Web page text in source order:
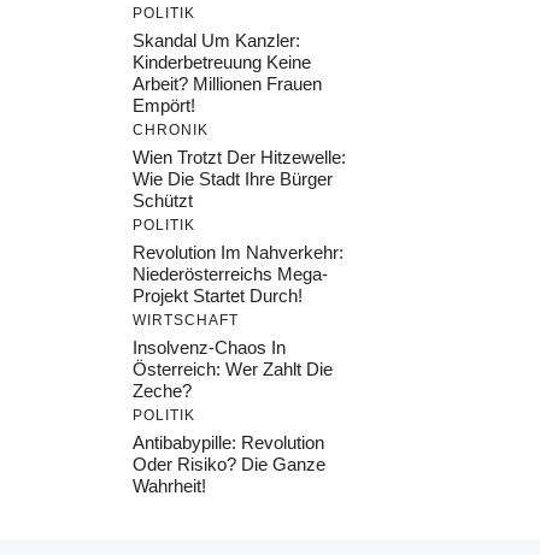
POLITIK
Skandal Um Kanzler:
Kinderbetreuung Keine
Arbeit? Millionen Frauen
Empört!
CHRONIK
Wien Trotzt Der Hitzewelle:
Wie Die Stadt Ihre Bürger
Schützt
POLITIK
Revolution Im Nahverkehr:
Niederösterreichs Mega-
Projekt Startet Durch!
WIRTSCHAFT
Insolvenz-Chaos In
Österreich: Wer Zahlt Die
Zeche?
POLITIK
Antibabypille: Revolution
Oder Risiko? Die Ganze
Wahrheit!